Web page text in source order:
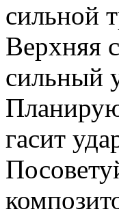
сильной
Верхняя
сильный
гасит